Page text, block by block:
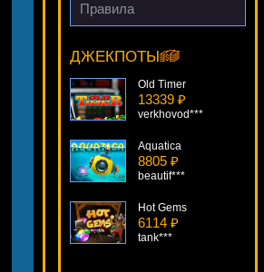
Правила
ДЖЕКПОТЫ
Space Wars
blogolet***
Old Timer
13339 ₽
verkhovod***
Aquatica
8805 ₽
beautif***
Hot Gems
6114 ₽
tank***